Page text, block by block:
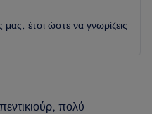
έτσι ώστε να γνωρίζεις
πολύ